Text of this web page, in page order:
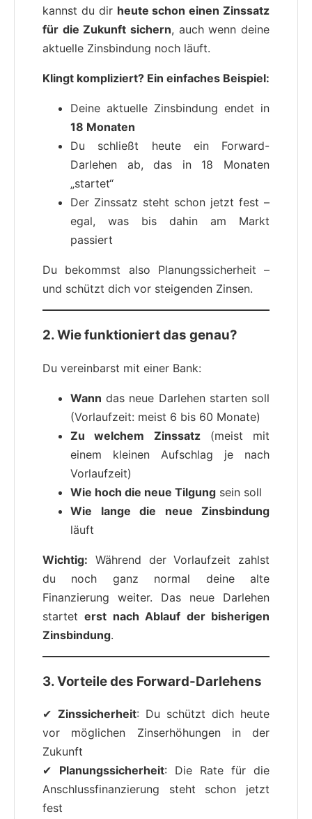
kannst du dir heute schon einen Zinssatz
für die Zukunft sichern, auch wenn deine
aktuelle Zinsbindung noch läuft.
Klingt kompliziert? Ein einfaches Beispiel:
Deine aktuelle Zinsbindung endet in
18 Monaten
Du schließt heute ein Forward-
Darlehen ab, das in 18 Monaten
„startet“
Der Zinssatz steht schon jetzt fest –
egal, was bis dahin am Markt
passiert
Du bekommst also Planungssicherheit –
und schützt dich vor steigenden Zinsen.
2. Wie funktioniert das genau?
Du vereinbarst mit einer Bank:
Wann das neue Darlehen starten soll
(Vorlaufzeit: meist 6 bis 60 Monate)
Zu welchem Zinssatz(meist mit
einem kleinen Aufschlag je nach
Vorlaufzeit)
Wie hoch die neue Tilgung sein soll
Wie lange die neue Zinsbindung
läuft
Wichtig: Während der Vorlaufzeit zahlst
du noch ganz normal deine alte
Finanzierung weiter. Das neue Darlehen
starteterst nach Ablauf der bisherigen
Zinsbindung.
3. Vorteile des Forward-Darlehens
✔ Zinssicherheit: Du schützt dich heute
vor möglichen Zinserhöhungen in der
Zukunft
✔ Planungssicherheit: Die Rate für die
Anschlussfinanzierung steht schon jetzt
fest